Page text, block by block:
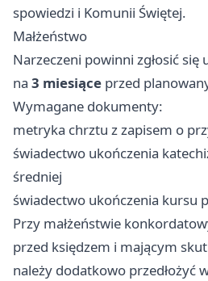
spowiedzi i Komunii Świętej.
Małżeństwo
Narzeczeni powinni zgłosić się
na 3 miesiące przed
Wymagane dokumenty:
metryka chrztu z zapisem o
świadectwo ukończenia
średniej
świadectwo ukończenia kursu
Przy małżeństwie
przed księdzem i mającym
należy dodatkowo przedłożyć